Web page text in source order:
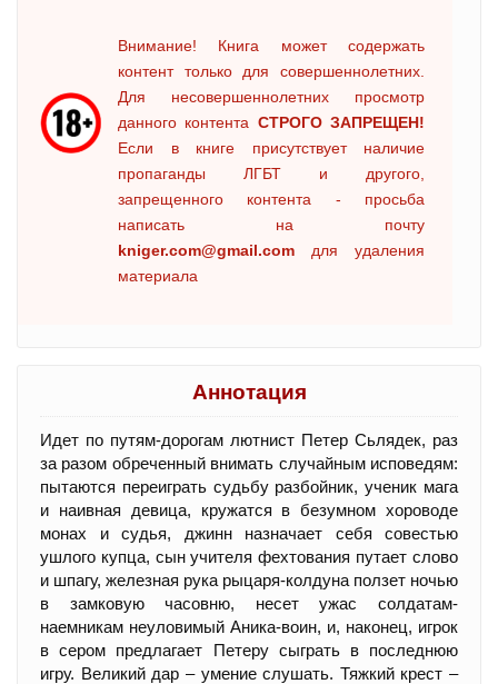
Внимание! Книга может содержать
контент только для совершеннолетних.
Для несовершеннолетних просмотр
данного контента СТРОГО ЗАПРЕЩЕН!
Если в книге присутствует наличие
пропаганды ЛГБТ и другого,
запрещенного контента - просьба
написать на почту
kniger.com@gmail.com для удаления
материала
Аннотация
Идет по путям-дорогам лютнист Петер Сьлядек, раз
за разом обреченный внимать случайным исповедям:
пытаются переиграть судьбу разбойник, ученик мага
и наивная девица, кружатся в безумном хороводе
монах и судья, джинн назначает себя совестью
ушлого купца, сын учителя фехтования путает слово
и шпагу, железная рука рыцаря-колдуна ползет ночью
в замковую часовню, несет ужас солдатам-
наемникам неуловимый Аника-воин, и, наконец, игрок
в сером предлагает Петеру сыграть в последнюю
игру. Великий дар – умение слушать. Тяжкий крест –